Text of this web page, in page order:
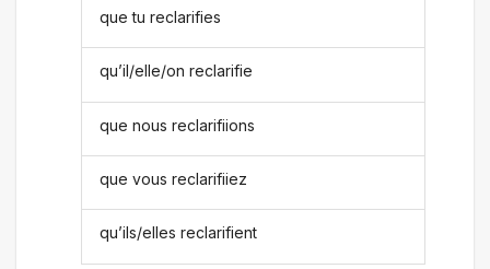
que tu reclarifies
qu’il/elle/on reclarifie
que nous reclarifiions
que vous reclarifiiez
qu’ils/elles reclarifient